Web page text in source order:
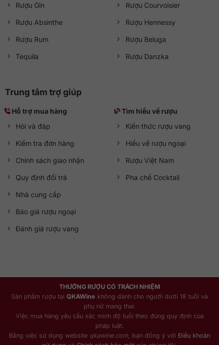
Rượu Gin
Rượu Absinthe
Rượu Rum
Tequila
Rượu Courvoisier
Rượu Hennessy
Rượu Beluga
Rượu Danzka
Trung tâm trợ giúp
Hỗ trợ mua hàng
Hỏi và đáp
Kiểm tra đơn hàng
Chính sách giao nhận
Quy định đổi trả
Nhà cung cấp
Báo giá rượu ngoại
Đánh giá rượu vang
Tìm hiểu về rượu
Kiến thức rượu vang
Hiểu về rượu ngoại
Rượu Việt Nam
Pha chế Cocktail
THƯỞNG RƯỢU CÓ TRÁCH NHIỆM
Sản phẩm rượu tại QKAWine không dành cho người dưới 18 tuổi và
phụ nữ mang thai.
Việc mua hàng yêu cầu xác minh độ tuổi theo đúng quy định của
pháp luật.
Bằng việc sử dụng website qkawine.com , bạn đồng ý với Điều khoản